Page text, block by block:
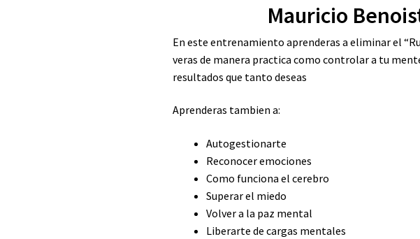
Mauricio
En este entrenamiento aprenderas a eliminar el
veras de manera practica como controlar a tu
resultados que tanto deseas
Aprenderas tambien a:
Autogestionarte
Reconocer emociones
Como funciona el cerebro
Superar el miedo
Volver a la paz mental
Liberarte de cargas mentales